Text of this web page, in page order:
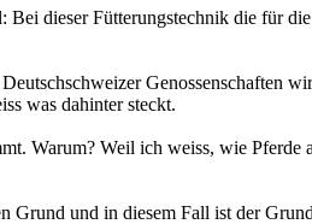
dieser Fütterungstechnik die für
Genossenschaften
was dahinter steckt.
Warum? Weil ich weiss, wie
Grund und in diesem Fall ist der